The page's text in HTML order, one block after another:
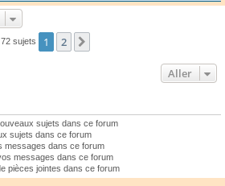
72 sujets 1 2
Aller
sujets dans ce forum
sujets dans ce forum
messages dans ce forum
messages dans ce forum
pièces jointes dans ce forum